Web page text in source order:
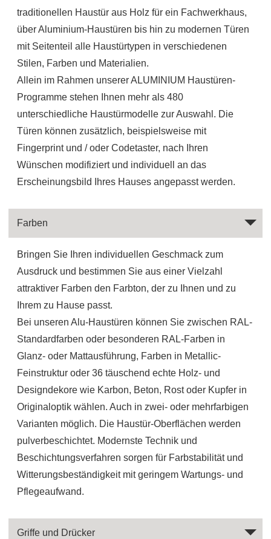
traditionellen Haustür aus Holz für ein Fachwerkhaus,
über Aluminium-Haustüren bis hin zu modernen Türen
mit Seitenteil alle Haustürtypen in verschiedenen
Stilen, Farben und Materialien.
Allein im Rahmen unserer ALUMINIUM Haustüren-
Programme stehen Ihnen mehr als 480
unterschiedliche Haustürmodelle zur Auswahl. Die
Türen können zusätzlich, beispielsweise mit
Fingerprint und / oder Codetaster, nach Ihren
Wünschen modifiziert und individuell an das
Erscheinungsbild Ihres Hauses angepasst werden.
Farben
Bringen Sie Ihren individuellen Geschmack zum
Ausdruck und bestimmen Sie aus einer Vielzahl
attraktiver Farben den Farbton, der zu Ihnen und zu
Ihrem zu Hause passt.
Bei unseren Alu-Haustüren können Sie zwischen RAL-
Standardfarben oder besonderen RAL-Farben in
Glanz- oder Mattausführung, Farben in Metallic-
Feinstruktur oder 36 täuschend echte Holz- und
Designdekore wie Karbon, Beton, Rost oder Kupfer in
Originaloptik wählen. Auch in zwei- oder mehrfarbigen
Varianten möglich. Die Haustür-Oberflächen werden
pulverbeschichtet. Modernste Technik und
Beschichtungsverfahren sorgen für Farbstabilität und
Witterungsbeständigkeit mit geringem Wartungs- und
Pflegeaufwand.
Griffe und Drücker